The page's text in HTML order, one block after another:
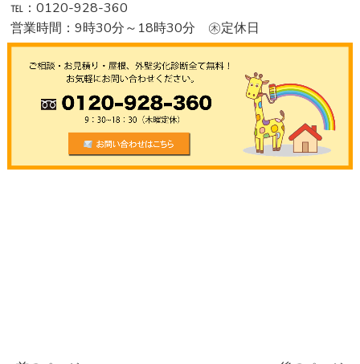
℡：0120-928-360
営業時間：9時30分～18時30分 ㊍定休日